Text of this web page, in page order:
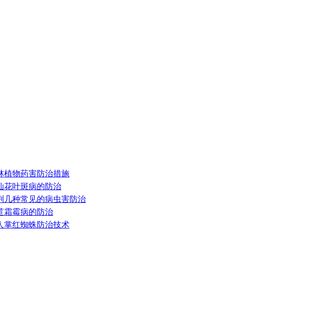
植物药害防治措施
花叶斑病的防治
几种常见的病虫害防治
霜霉病的防治
掌红蜘蛛防治技术